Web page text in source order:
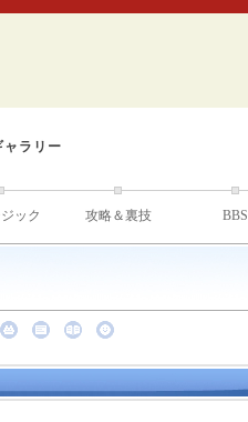
ャラリー
ック 攻略＆裏技 BBS